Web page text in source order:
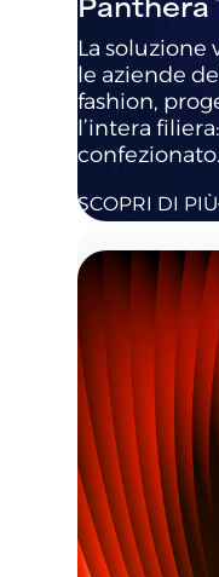
La soluzione
le aziende
fashion,
l’intera
confezionato.
SCOPRI DI PIÙ